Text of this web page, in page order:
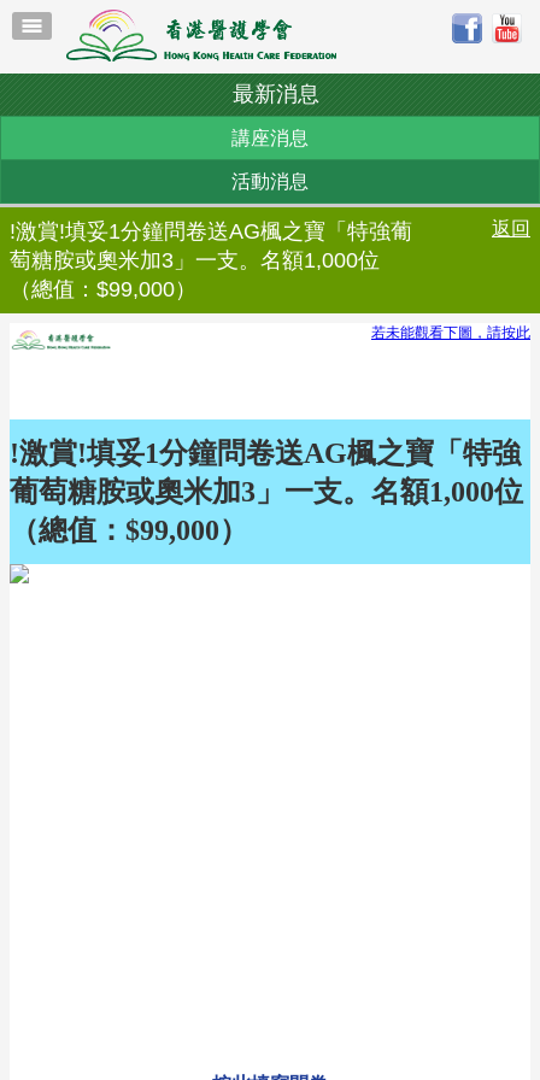
最新消息
講座消息
活動消息
!激賞!填妥1分鐘問卷送AG楓之寶「特強葡
萄糖胺或奧米加3」一支。名額1,000位
（總值：$99,000）
返回
若未能觀看下圖，請按此
!激賞!填妥1分鐘問卷送AG楓之寶「特強
葡萄糖胺或奧米加3」一支。名額1,000位
（總值：$99,000）